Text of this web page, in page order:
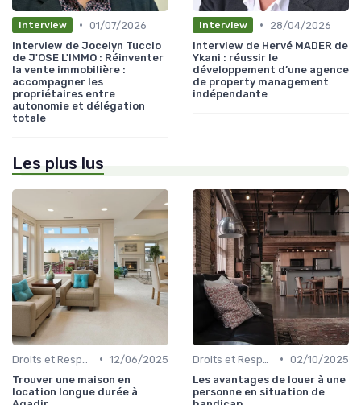
Interview • 01/07/2026
Interview de Jocelyn Tuccio
de J'OSE L'IMMO : Réinventer
la vente immobilière :
accompagner les
propriétaires entre
autonomie et délégation
totale
Interview •
28/04/2026
Interview de Hervé MADER de
Ykani : réussir le
développement d’une agence
de property management
indépendante
Les plus lus
• 12/06/2025
Trouver une maison en
location longue durée à
• 02/10/2025
Les avantages de louer à une
personne en situation de